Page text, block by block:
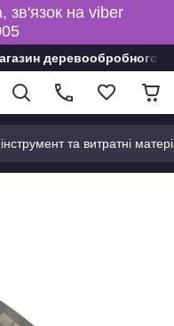
зв'язок на viber
деревообробного
та витратні